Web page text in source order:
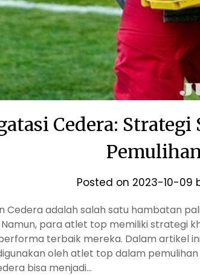
Cedera:
Posted on 2023-10-09
Cedera adalah salah satu hambatan
para atlet top memiliki strategi
terbaik mereka. Dalam artikel
oleh atlet top dalam
bisa menjadi…